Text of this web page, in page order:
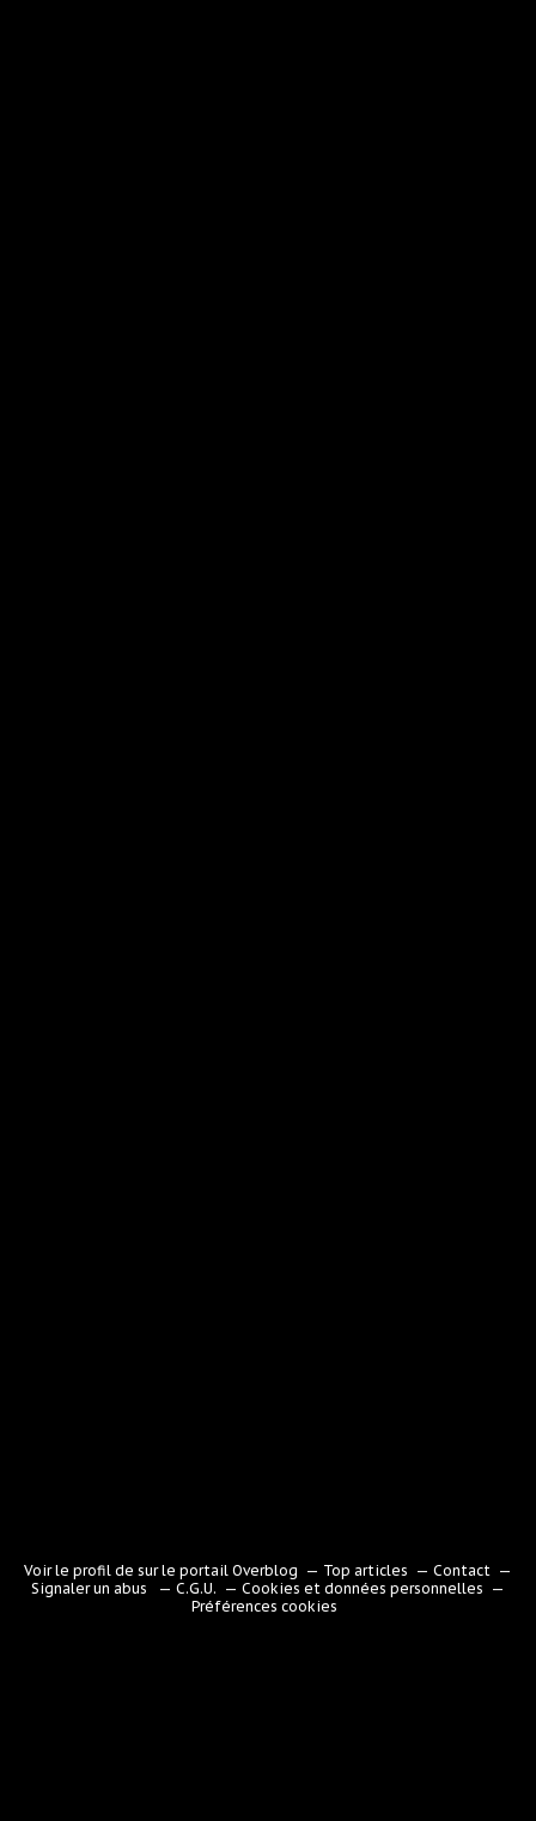
Voir le profil de sur le portail Overblog Top articles
Contact
Signaler un abus
C.G.U.
Cookies et données personnelles
Préférences cookies